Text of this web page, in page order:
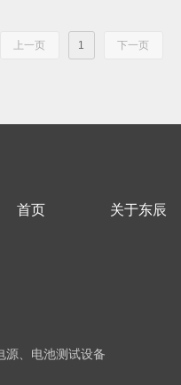
上一页 1 下一页
首页 关于东辰
源、电池测试设备